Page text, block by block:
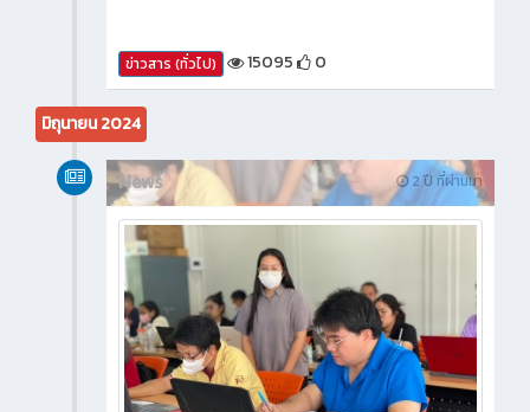
ข่าวสาร (ทั่วไป) 15095 0
มิถุนายน 2024
2 ปี ที่ผ่านมา
News